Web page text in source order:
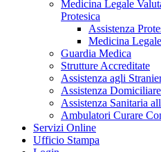
Medicina Legale
Protesica
Assistenza
Medicina Legale
Guardia Medica
Strutture Accreditate
Assistenza agli
Assistenza Domiciliare
Assistenza Sanitaria
Ambulatori Curare
Servizi Online
Ufficio Stampa